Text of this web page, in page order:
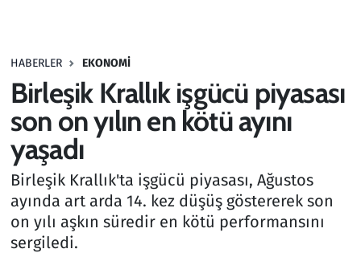
HABERLER EKONOMI
Birleşik Krallık işgücü piyasası
son on yılın en kötü ayını
yaşadı
Birleşik Krallık'ta işgücü piyasası, Ağustos
ayında art arda 14. kez düşüş göstererek son
on yılı aşkın süredir en kötü performansını
sergiledi.
Haber
Kültür Sanat
Kurumsal Haberler
Lezzet Durağı
Memur ve Kamu